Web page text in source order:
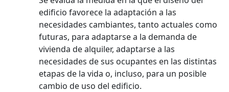
edificio favorece la adaptación a las
necesidades cambiantes, tanto actuales como
futuras, para adaptarse a la demanda de
vivienda de alquiler, adaptarse a las
necesidades de sus ocupantes en las distintas
etapas de la vida o, incluso, para un posible
cambio de uso del edificio.